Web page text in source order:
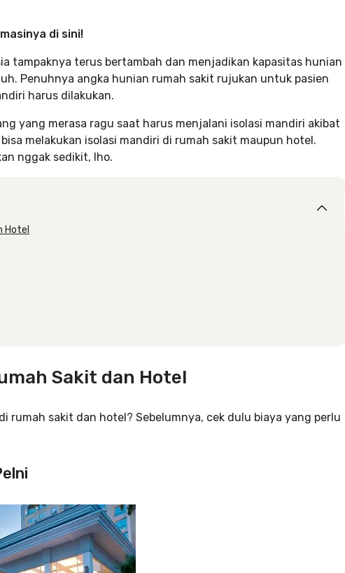
di sini!
tampaknya terus bertambah dan menjadikan kapasitas hunian
Penuhnya angka hunian rumah sakit rujukan untuk pasien
harus dilakukan.
yang merasa ragu saat harus menjalani isolasi mandiri akibat
melakukan isolasi mandiri di rumah sakit maupun hotel.
nggak sedikit, lho.
Hotel
Sakit dan Hotel
rumah sakit dan hotel? Sebelumnya, cek dulu biaya yang perlu